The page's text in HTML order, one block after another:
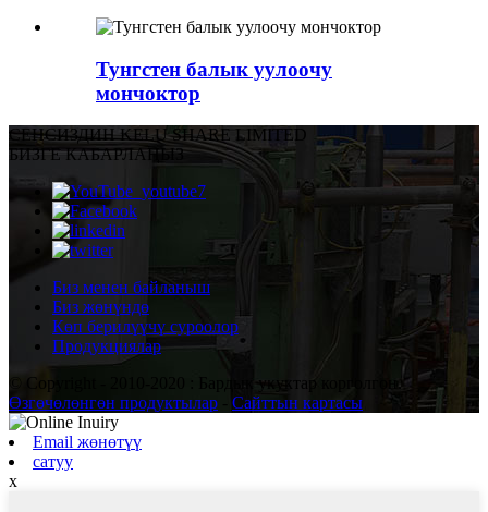
Тунгстен балык уулоочу
мончоктор
СЕНСИЗДИН KELU SHARE LIMITED
БИЗГЕ КАБАРЛАҢЫЗ
Биз менен байланыш
Биз жөнүндө
Көп берилүүчү суроолор
Продукциялар
© Copyright - 2010-2020 : Бардык укуктар корголгон.
Өзгөчөлөнгөн продуктылар
Сайттын картасы
Email жөнөтүү
сатуу
x